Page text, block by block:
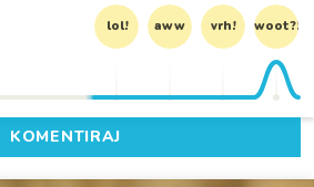
lol! aww vrh! woot?!
KOMENTIRAJ